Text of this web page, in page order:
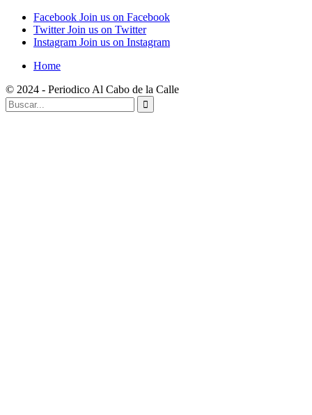
Facebook Join us on Facebook
Twitter Join us on Twitter
Instagram Join us on Instagram
Home
© 2024 - Periodico Al Cabo de la Calle